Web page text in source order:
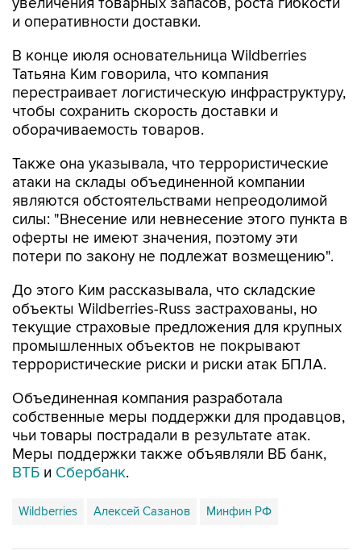
увеличения товарных запасов, роста гибкости
и оперативности доставки.
В конце июля основательница Wildberries
Татьяна Ким говорила, что компания
перестраивает логистическую инфраструктуру,
чтобы сохранить скорость доставки и
оборачиваемость товаров.
Также она указывала, что террористические
атаки на склады объединенной компании
являются обстоятельствами непреодолимой
силы: "Внесение или невнесение этого пункта в
оферты не имеют значения, поэтому эти
потери по закону не подлежат возмещению".
До этого Ким рассказывала, что складские
объекты Wildberries-Russ застрахованы, но
текущие страховые предложения для крупных
промышленных объектов не покрывают
террористические риски и риски атак БПЛА.
Объединенная компания разработала
собственные меры поддержки для продавцов,
чьи товары пострадали в результате атак.
Меры поддержки также объявляли ВБ банк,
ВТБ и Сбербанк.
Wildberries Алексей Сазанов Минфин РФ